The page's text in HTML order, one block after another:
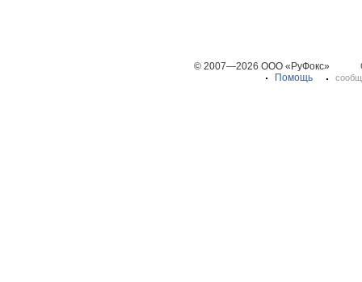
© 2007—2026 ООО «РуФокс»
Помощь